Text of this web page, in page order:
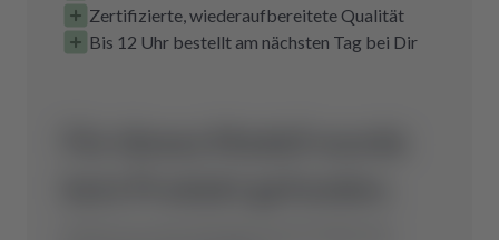
Zertifizierte, wiederaufbereitete Qualität
Bis 12 Uhr bestellt am nächsten Tag bei Dir